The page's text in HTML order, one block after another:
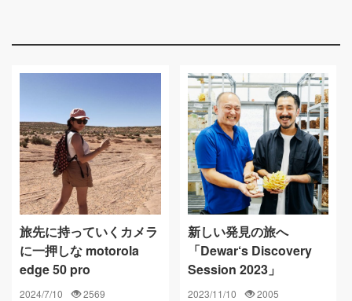
旅先に持っていくカメラ
に一押しな motorola
edge 50 pro
2024/7/10 2569
新しい発見の旅へ
「Dewar‘s Discovery
Session 2023」
2023/11/10 2005